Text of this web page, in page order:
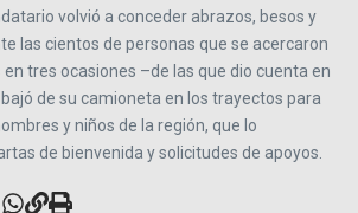
volvió a conceder abrazos, besos y
las cientos de personas que se acercaron
tres ocasiones –de las que dio cuenta en
de su camioneta en los trayectos para
y niños de la región, que lo
de bienvenida y solicitudes de apoyos.